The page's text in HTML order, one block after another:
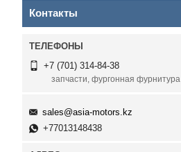
Контакты
+7 (701) 314-84-38
запчасти, фургонная фурнитура
sales@asia-motors.kz
+77013148438